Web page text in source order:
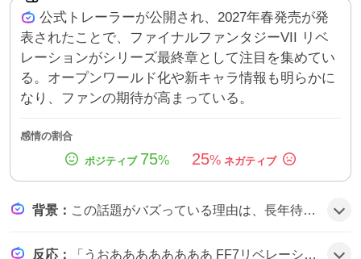
公式トレーラーが公開され、2027年春発売が発
表されたことで、ファイナルファンタジーVII リベ
レーションがシリーズ最終章として注目を集めてい
る。オープンワールド化や新キャラ情報も明らかに
なり、ファンの期待が高まっている。
感情の割合
75% 25%
背景 ： この話題がバズっている理由は、長年待ち望まれていたリメイクシリーズの完結作が明らかになり、トレーラー映像や春発売の情報が一気に公開されたことでファンの期待感が高まったことにあるようだ。
反応 ： 「うおああああああああ FF7リベレーション！！！！！2027年春！！！！！ やばすぎる！！！！！！！」と歓喜する声や、「FF7リベレーションPV見たけど新作ゲームでこんなにワクワクしたの久しぶりかも知れない。とにかく楽しみすぎる！」と期待を表す投稿が目立つ。「FF7リベレーション楽しみすぎる」など、テンションが上がっている様子がうかがえる。